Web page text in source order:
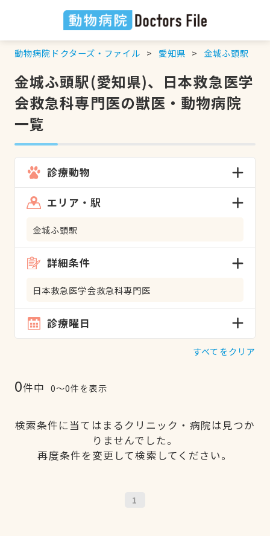
動物病院ドクターズ・ファイル 愛知県 金城ふ頭駅
金城ふ頭駅(愛知県)、日本救急医学
会救急科専門医の獣医・動物病院
一覧
診療動物
エリア・駅
金城ふ頭駅
詳細条件
日本救急医学会救急科専門医
診療曜日
すべてをクリア
0件中 0〜0件を表示
検索条件に当てはまるクリニック・病院は見つか
りませんでした。
再度条件を変更して検索してください。
1